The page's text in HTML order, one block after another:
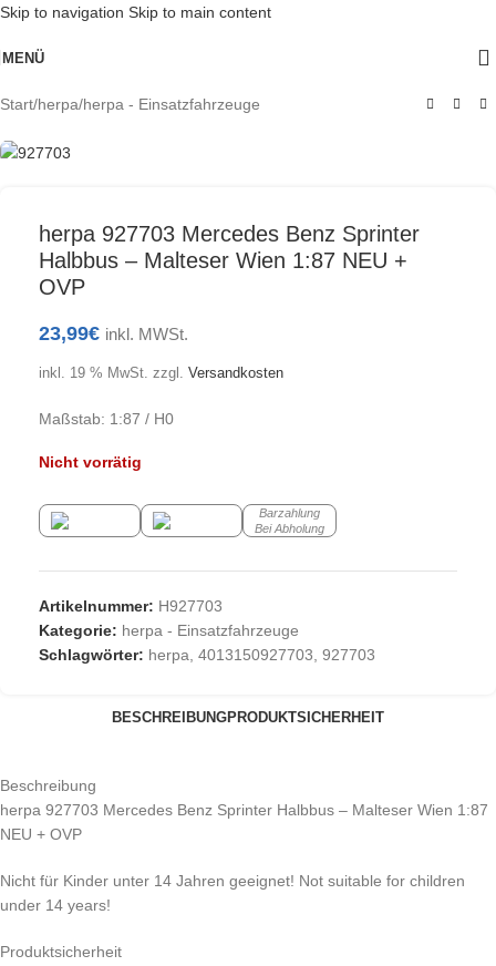
Skip to navigation Skip to main content
MENÜ
Start/herpa/herpa - Einsatzfahrzeuge
AUSV
ERKA
herpa 927703 Mercedes Benz Sprinter
Halbbus – Malteser Wien 1:87 NEU +
OVP
23,99€ inkl. MWSt.
inkl. 19 % MwSt. zzgl. Versandkosten
Maßstab: 1:87 / H0
Nicht vorrätig
Barzahlung
Bei Abholung
Artikelnummer: H927703
Kategorie: herpa - Einsatzfahrzeuge
Schlagwörter: herpa, 4013150927703, 927703
BESCHREIBUNGPRODUKTSICHERHEIT
Beschreibung
herpa 927703 Mercedes Benz Sprinter Halbbus – Malteser Wien 1:87
NEU + OVP
Nicht für Kinder unter 14 Jahren geeignet! Not suitable for children
under 14 years!
Produktsicherheit